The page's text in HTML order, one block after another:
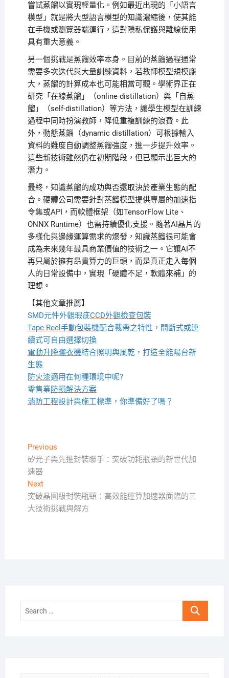
嘗試蒸餾以實現輕量化。例如最近出現的「小語言
模型」就是將大型語言模型的知識濃縮後，使其能
在手機或瀏覽器端運行，這對隱私保護與離線使用
具有重大意義。
另一個挑戰是蒸餾效率本身。目前的蒸餾過程通常
需要多次迭代與大量訓練資料，若教師模型規模龐
大，蒸餾的計算成本也可能相當可觀。學術界正在
研究「在線蒸餾」（online distillation）與「自蒸
餾」（self-distillation）等方法，讓學生模型在訓練
過程中同時扮演教師，降低重複訓練的浪費。此
外，動態蒸餾（dynamic distillation）可根據輸入
資料的難度自動調整蒸餾強度，進一步提升效率。
這些新技術雖然仍在初期階段，但已顯示出巨大的
潛力。
最終，知識蒸餾的成功與否還取決於產業生態的配
合。硬體公司需要針對蒸餾模型提供專屬的加速指
令集或API，而軟體框架（如TensorFlow Lite、
ONNX Runtime）也需持續優化支援。隨著AI晶片的
多樣化與邊緣運算需求的爆發，知識蒸餾很可能會
成為未來幾年最具商業價值的技術之一。它讓AI不
再只屬於擁有昂貴算力的巨頭，而是真正走入每個
人的日常設備中，實現「硬體不足，軟體來補」的
理想。
【其他文章推薦】
SMD元件外觀瑕疵CCD外觀檢查包裝
Tape Reel手動包裝機配合載帶之特性，間斷式或連
續式可自由選擇切換
電動升降曬衣機結合照明與風乾，打造全能陽台新
生態
防火漆適用在何種環境中呢?
零售業防損解決方案
消防工程設計與施工標準，你準備好了嗎？
文
章
導
覽
PreviousPrevious
post:
矽光子與先進封裝聯手：突破功耗瓶頸的新世代加
速器
NextNext
post:
突破晶圓級封裝瓶頸：高效能運算加速器面臨的三
大技術挑戰與解方
Search